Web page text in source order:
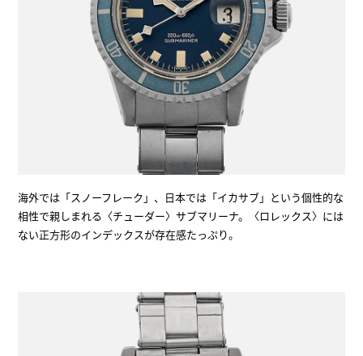
海外では「スノーフレーク」、日本では「イカサブ」という個性的な
相性で親しまれる〈チューダー〉サブマリーナ。〈ロレックス〉には
ない正方形のインデックスが存在感たっぷり。